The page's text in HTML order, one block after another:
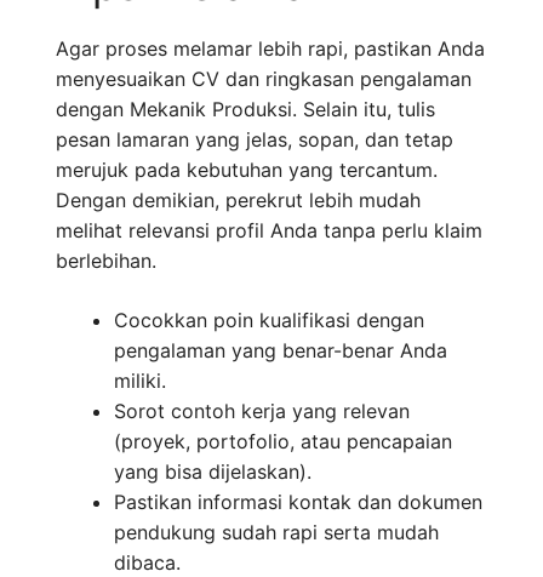
Agar proses melamar lebih rapi, pastikan Anda
menyesuaikan CV dan ringkasan pengalaman
dengan Mekanik Produksi. Selain itu, tulis
pesan lamaran yang jelas, sopan, dan tetap
merujuk pada kebutuhan yang tercantum.
Dengan demikian, perekrut lebih mudah
melihat relevansi profil Anda tanpa perlu klaim
berlebihan.
Cocokkan poin kualifikasi dengan
pengalaman yang benar-benar Anda
miliki.
Sorot contoh kerja yang relevan
(proyek, portofolio, atau pencapaian
yang bisa dijelaskan).
Pastikan informasi kontak dan dokumen
pendukung sudah rapi serta mudah
dibaca.